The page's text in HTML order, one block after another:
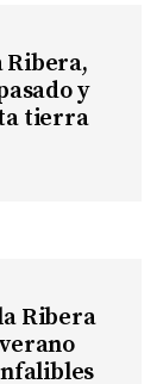
Ribera,
y
tierra
Ribera